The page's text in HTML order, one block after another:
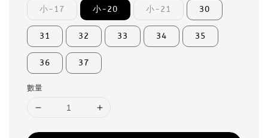
小-17 小-20 小-21 30
31 32 33 34 35
36 37
數量